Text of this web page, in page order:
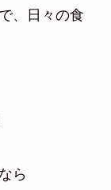
、日々の食
ら